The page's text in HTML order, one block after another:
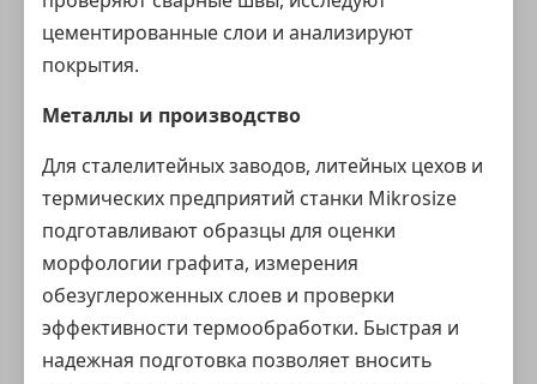
цементированные слои и анализируют
покрытия.
Металлы и производство
Для сталелитейных заводов, литейных цехов и
термических предприятий станки Mikrosize
подготавливают образцы для оценки
морфологии графита, измерения
обезуглероженных слоев и проверки
эффективности термообработки. Быстрая и
надежная подготовка позволяет вносить